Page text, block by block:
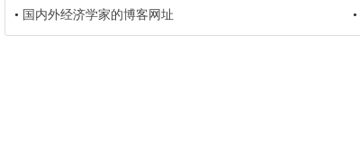
• 国内外经济学家的博客网址 •